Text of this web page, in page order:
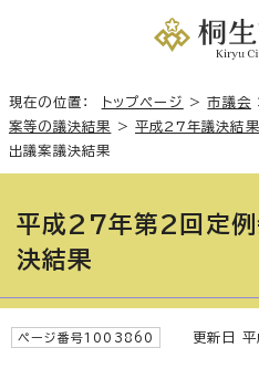
現在の位置： トップページ >市議会
案等の議決結果
>平成27年議決結果
出議案議決結果
平成27年第2回定例
決結果
ページ番号1003860 更新日 平